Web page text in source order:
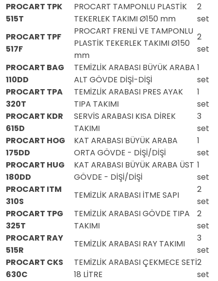
PROCART TPK
515T
PROCART TAMPONLU PLASTİK
TEKERLEK TAKIMI Ø150 mm
2
set
PROCART TPF
517F
PROCART FRENLİ VE TAMPONLU
PLASTİK TEKERLEK TAKIMI Ø150
mm
2
set
PROCART BAG
110DD
TEMİZLİK ARABASI BÜYÜK ARABA
ALT GÖVDE DİŞİ-DİŞİ
1
set
PROCART TPA
320T
TEMİZLİK ARABASI PRES AYAK
TIPA TAKIMI
1
set
PROCART KDR
615D
SERVİS ARABASI KISA DİREK
TAKIMI
3
set
PROCART HOG
175DD
KAT ARABASI BÜYÜK ARABA
ORTA GÖVDE - DİŞİ/DİŞİ
1
set
PROCART HUG
180DD
KAT ARABASI BÜYÜK ARABA ÜST
GÖVDE - DİŞİ/DİŞİ
1
set
PROCART ITM
310S
TEMİZLİK ARABASI İTME SAPI
2
set
PROCART TPG
325T
TEMİZLİK ARABASI GÖVDE TIPA
TAKIMI
2
set
PROCART RAY
515R
TEMİZLİK ARABASI RAY TAKIMI
3
set
PROCART CKS
630C
TEMİZLİK ARABASI ÇEKMECE SETİ
18 LİTRE
2
set